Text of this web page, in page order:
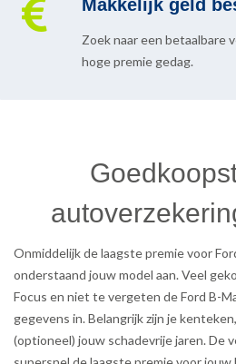
Makkelijk geld
Zoek naar een betaalbare
hoge premie gedag.
Onmiddelijk de laagste premie voor
onderstaand jouw model aan. Veel
Focus en niet te vergeten de Ford B-
gegevens in. Belangrijk zijn je
(optioneel) jouw schadevrije jaren. De